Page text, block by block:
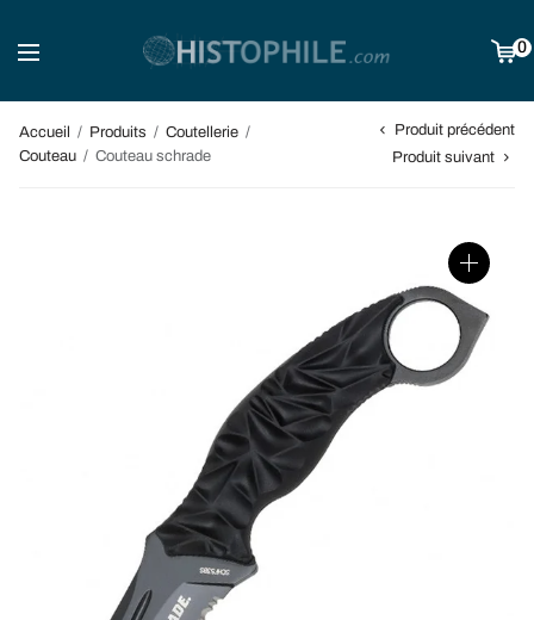
0
Accueil / Produits / Coutellerie /
Couteau / Couteau schrade
Produit précédent
Produit suivant